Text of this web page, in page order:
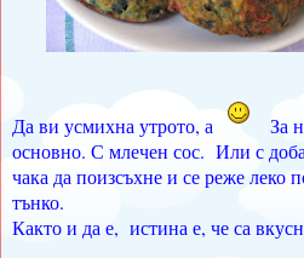
Да ви усмихна утрото, а
За
основно. С млечен сос. Или с
чака да поизсъхне и се реже леко
тънко.
Както и да е, истина е, че са